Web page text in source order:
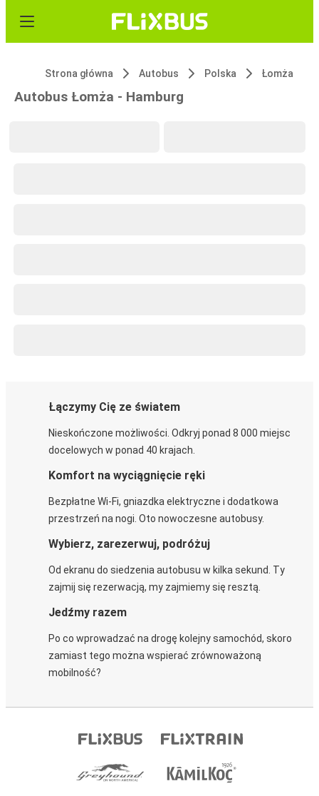
Strona główna Autobus Polska Łomża
Autobus Łomża - Hamburg
Łączymy Cię ze światem
Nieskończone możliwości. Odkryj ponad 8 000 miejsc
docelowych w ponad 40 krajach.
Komfort na wyciągnięcie ręki
Bezpłatne Wi-Fi, gniazdka elektryczne i dodatkowa
przestrzeń na nogi. Oto nowoczesne autobusy.
Wybierz, zarezerwuj, podróżuj
Od ekranu do siedzenia autobusu w kilka sekund. Ty
zajmij się rezerwacją, my zajmiemy się resztą.
Jedźmy razem
Po co wprowadzać na drogę kolejny samochód, skoro
zamiast tego można wspierać zrównoważoną
mobilność?